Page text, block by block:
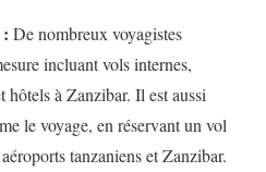
De nombreux voyagistes
incluant vols internes,
hôtels à Zanzibar. Il est aussi
le voyage, en réservant un vol
tanzaniens et Zanzibar.